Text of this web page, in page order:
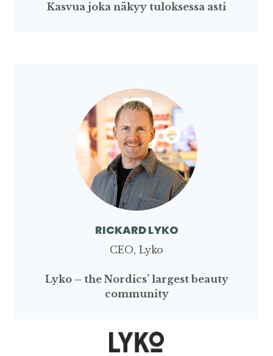
Kasvua joka näkyy tuloksessa asti
RICKARD LYKO
CEO, Lyko
Lyko – the Nordics’ largest beauty
community